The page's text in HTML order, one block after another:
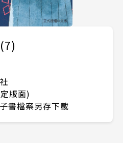
版面)
書檔案另存下載